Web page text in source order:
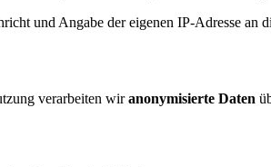
und Angabe der eigenen IP-Adresse an
verarbeiten wiranonymisierte Daten